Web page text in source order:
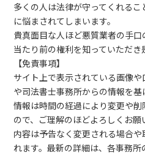
多くの人は法律が守ってくれる
に悩まされてしまいます。
貴真面目な人ほど悪質業者の手口
当たり前の権利を知っていただき
【免責事項】
サイト上で表示されている画像
や司法書士事務所からの情報を
情報は時間の経過により変更や
ので、ご理解のほどよろしくお
内容は予告なく変更される場合
れます。最新の詳細は、各事務